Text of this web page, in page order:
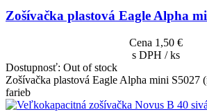
Zošívačka plastová Eagle Alpha
Cena 1,50 €
s DPH / ks
Dostupnosť: Out of stock
Zošívačka plastová Eagle Alpha mini S5027
farieb